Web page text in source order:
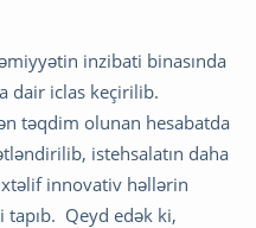
inzibati binasında
dair iclas keçirilib.
təqdim olunan hesabatda
istehsalatın daha
innovativ həllərin
tapıb. Qeyd edək ki,